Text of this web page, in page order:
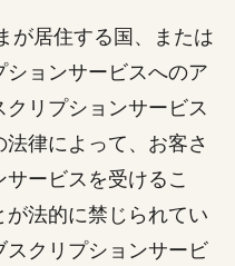
が居住する国、または
ョンサービスへのア
リプションサービス
律によって、お客さ
ービスを受けるこ
が法的に禁じられてい
スクリプションサービ